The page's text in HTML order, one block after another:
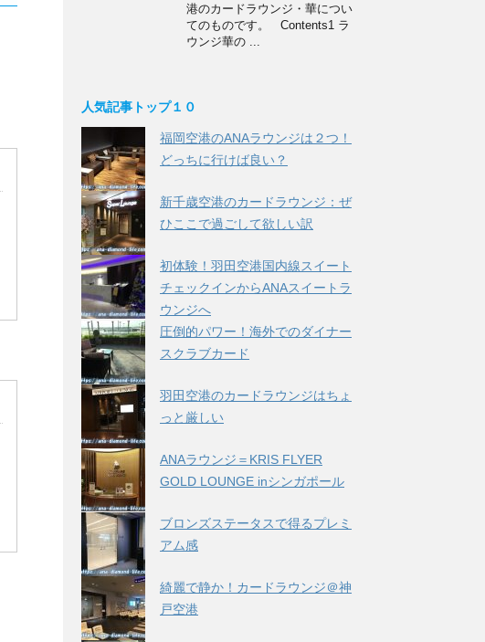
港のカードラウンジ・華につい
てのものです。 Contents1 ラ
ウンジ華の ...
人気記事トップ１０
福岡空港のANAラウンジは２つ！
どっちに行けば良い？
新千歳空港のカードラウンジ：ぜ
ひここで過ごして欲しい訳
初体験！羽田空港国内線スイート
チェックインからANAスイートラ
ウンジへ
圧倒的パワー！海外でのダイナー
スクラブカード
羽田空港のカードラウンジはちょ
っと厳しい
ANAラウンジ＝KRIS FLYER
GOLD LOUNGE inシンガポール
ブロンズステータスで得るプレミ
アム感
綺麗で静か！カードラウンジ＠神
戸空港